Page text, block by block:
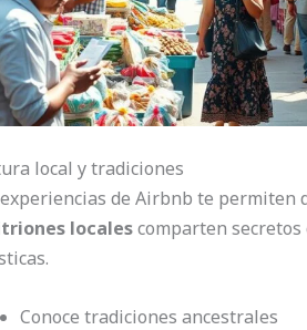
local y tradiciones
de Airbnb te permiten
localescomparten secretos
Conoce tradiciones ancestrales